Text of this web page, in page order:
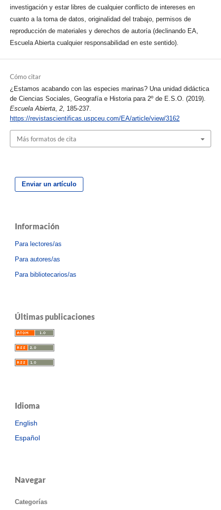
investigación y estar libres de cualquier conflicto de intereses en
cuanto a la toma de datos, originalidad del trabajo, permisos de
reproducción de materiales y derechos de autoría (declinando EA,
Escuela Abierta cualquier responsabilidad en este sentido).
Cómo citar
¿Estamos acabando con las especies marinas? Una unidad didáctica
de Ciencias Sociales, Geografía e Historia para 2º de E.S.O. (2019).
Escuela Abierta, 2, 185-237.
https://revistascientificas.uspceu.com/EA/article/view/3162
Más formatos de cita
Enviar un artículo
Información
Para lectores/as
Para autores/as
Para bibliotecarios/as
Últimas publicaciones
Idioma
English
Español
Navegar
Categorías